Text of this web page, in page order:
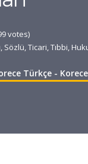
votes)
Sözlü, Ticari, Tıbbi,
Türkçe -